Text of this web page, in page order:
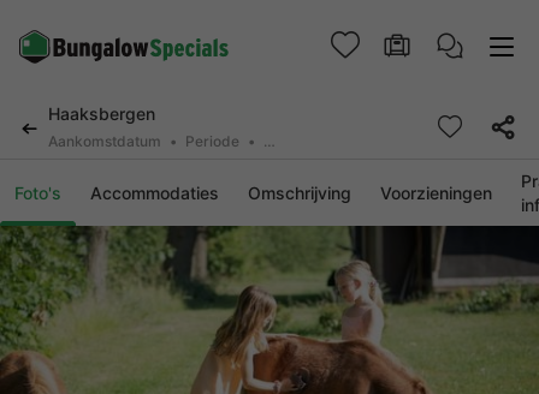
Haaksbergen
Aankomstdatum Periode 2 personen, 0 huisdier
Foto's Accommodaties Omschrijving Voorzieningen